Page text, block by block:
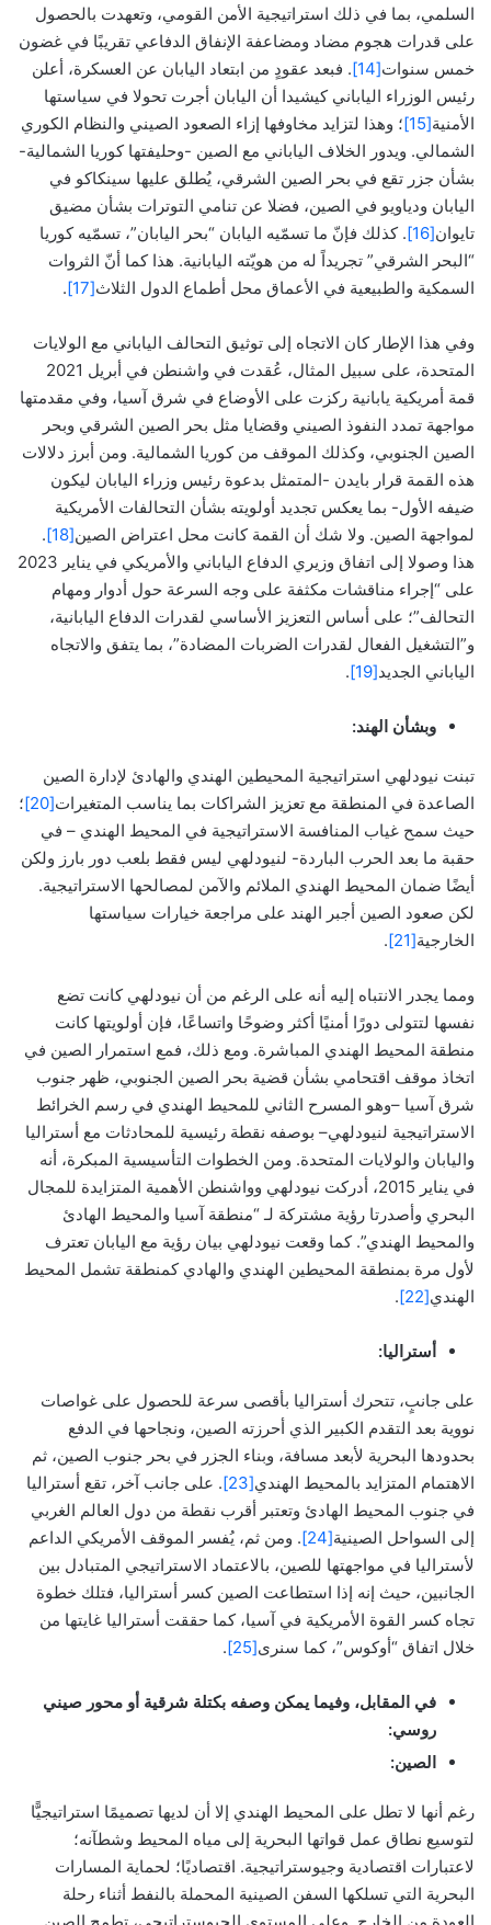
السلمي، بما في ذلك استراتيجية الأمن القومي، وتعهدت بالحصول
على قدرات هجوم مضاد ومضاعفة الإنفاق الدفاعي تقريبًا في غضون
خمس سنوات[14]
. فبعد عقودٍ من ابتعاد اليابان عن العسكرة، أعلن
رئيس الوزراء الياباني كيشيدا أن اليابان أجرت تحولا في سياستها
الأمنية[15]
؛ وهذا لتزايد مخاوفها إزاء الصعود الصيني والنظام الكوري
الشمالي. ويدور الخلاف الياباني مع الصين -وحليفتها كوريا الشمالية-
بشأن جزر تقع في بحر الصين الشرقي، يُطلق عليها سينكاكو في
اليابان ودياويو في الصين، فضلا عن تنامي التوترات بشأن مضيق
تايوان[16]
. كذلك فإنّ ما تسمّيه اليابان “بحر اليابان”، تسمّيه كوريا
“البحر الشرقي” تجريداً له من هويّته اليابانية. هذا كما أنّ الثروات
السمكية والطبيعية في الأعماق محل أطماع الدول الثلاث[17]
.
وفي هذا الإطار كان الاتجاه إلى توثيق التحالف الياباني مع الولايات
المتحدة، على سبيل المثال، عُقدت في واشنطن في أبريل 2021
قمة أمريكية يابانية ركزت على الأوضاع في شرق آسيا، وفي مقدمتها
مواجهة تمدد النفوذ الصيني وقضايا مثل بحر الصين الشرقي وبحر
الصين الجنوبي، وكذلك الموقف من كوريا الشمالية. ومن أبرز دلالات
هذه القمة قرار بايدن -المتمثل بدعوة رئيس وزراء اليابان ليكون
ضيفه الأول- بما يعكس تجديد أولويته بشأن التحالفات الأمريكية
لمواجهة الصين. ولا شك أن القمة كانت محل اعتراض الصين[18]
.
هذا وصولا إلى اتفاق وزيري الدفاع الياباني والأمريكي في يناير 2023
على “إجراء مناقشات مكثفة على وجه السرعة حول أدوار ومهام
التحالف”؛ على أساس التعزيز الأساسي لقدرات الدفاع اليابانية،
و”التشغيل الفعال لقدرات الضربات المضادة”، بما يتفق والاتجاه
الياباني الجديد[19]
.
وبشأن الهند:
تبنت نيودلهي استراتيجية المحيطين الهندي والهادئ لإدارة الصين
الصاعدة في المنطقة مع تعزيز الشراكات بما يناسب المتغيرات[20]
؛
حيث سمح غياب المنافسة الاستراتيجية في المحيط الهندي – في
حقبة ما بعد الحرب الباردة- لنيودلهي ليس فقط بلعب دور بارز ولكن
أيضًا ضمان المحيط الهندي الملائم والآمن لمصالحها الاستراتيجية.
لكن صعود الصين أجبر الهند على مراجعة خيارات سياستها
الخارجية[21]
.
ومما يجدر الانتباه إليه أنه على الرغم من أن نيودلهي كانت تضع
نفسها لتتولى دورًا أمنيًا أكثر وضوحًا واتساعًا، فإن أولويتها كانت
منطقة المحيط الهندي المباشرة. ومع ذلك، فمع استمرار الصين في
اتخاذ موقف اقتحامي بشأن قضية بحر الصين الجنوبي، ظهر جنوب
شرق آسيا –وهو المسرح الثاني للمحيط الهندي في رسم الخرائط
الاستراتيجية لنيودلهي– بوصفه نقطة رئيسية للمحادثات مع أستراليا
واليابان والولايات المتحدة. ومن الخطوات التأسيسية المبكرة، أنه
في يناير 2015، أدركت نيودلهي وواشنطن الأهمية المتزايدة للمجال
البحري وأصدرتا رؤية مشتركة لـ “منطقة آسيا والمحيط الهادئ
والمحيط الهندي”. كما وقعت نيودلهي بيان رؤية مع اليابان تعترف
لأول مرة بمنطقة المحيطين الهندي والهادي كمنطقة تشمل المحيط
الهندي[22]
.
أستراليا:
على جانبٍ، تتحرك أستراليا بأقصى سرعة للحصول على غواصات
نووية بعد التقدم الكبير الذي أحرزته الصين، ونجاحها في الدفع
بحدودها البحرية لأبعد مسافة، وبناء الجزر في بحر جنوب الصين، ثم
الاهتمام المتزايد بالمحيط الهندي[23]
. على جانب آخر، تقع أستراليا
في جنوب المحيط الهادئ وتعتبر أقرب نقطة من دول العالم الغربي
إلى السواحل الصينية[24]
. ومن ثم، يُفسر الموقف الأمريكي الداعم
لأستراليا في مواجهتها للصين، بالاعتماد الاستراتيجي المتبادل بين
الجانبين، حيث إنه إذا استطاعت الصين كسر أستراليا، فتلك خطوة
تجاه كسر القوة الأمريكية في آسيا، كما حققت أستراليا غايتها من
خلال اتفاق “أوكوس”، كما سنرى[25]
.
في المقابل، وفيما يمكن وصفه بكتلة شرقية أو محور صيني
روسي:
الصين:
رغم أنها لا تطل على المحيط الهندي إلا أن لديها تصميمًا استراتيجيًّا
لتوسيع نطاق عمل قواتها البحرية إلى مياه المحيط وشطآنه؛
لاعتبارات اقتصادية وجيوستراتيجية. اقتصاديًا؛ لحماية المسارات
البحرية التي تسلكها السفن الصينية المحملة بالنفط أثناء رحلة
العودة من الخارج. وعلى المستوى الجيوستراتيجي، تطمح الصين